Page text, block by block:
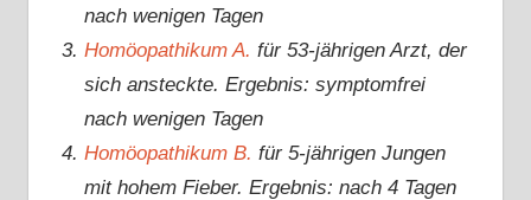
nach wenigen Tagen
Homöopathikum A. für 53-jährigen Arzt, der
sich ansteckte. Ergebnis: symptomfrei
nach wenigen Tagen
Homöopathikum B. für 5-jährigen Jungen
mit hohem Fieber. Ergebnis: nach 4 Tagen